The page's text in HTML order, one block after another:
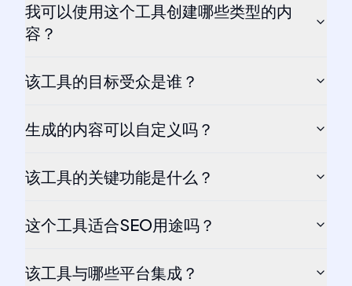
我可以使用这个工具创建哪些类型的内
容？
该工具的目标受众是谁？
生成的内容可以自定义吗？
该工具的关键功能是什么？
这个工具适合SEO用途吗？
该工具与哪些平台集成？